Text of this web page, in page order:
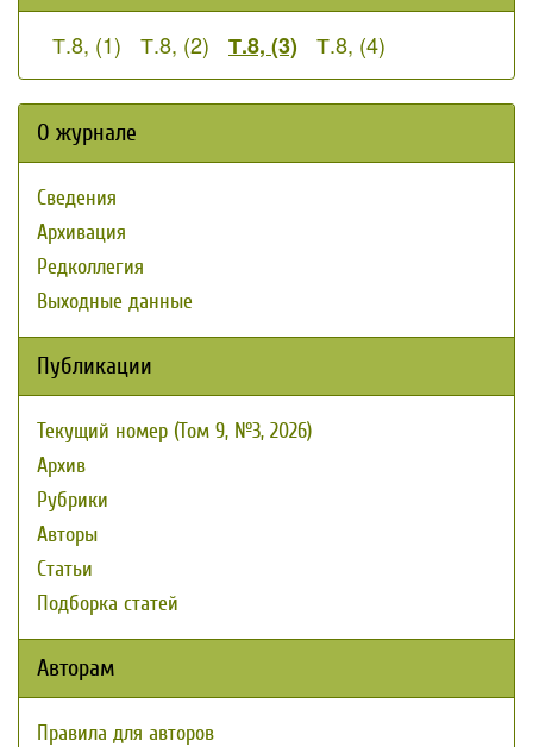
Т.8, (1) Т.8, (2) Т.8, (3) Т.8, (4)
О журнале
Сведения
Архивация
Редколлегия
Выходные данные
Публикации
Текущий номер (Том 9, №3, 2026)
Архив
Рубрики
Авторы
Статьи
Подборка статей
Авторам
Правила для авторов